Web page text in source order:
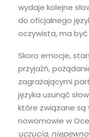
wydaje kolejne
do oficjalnego
oczywista, ma
Skoro emocje,
przyjaźń,
zagrażającymi
języka usunąć
które związane są
nowomowie w
uczucia,